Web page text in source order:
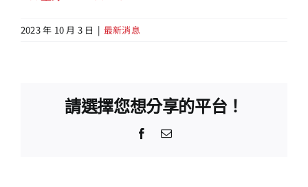
2023 年 10 月 3 日 | 最新消息
請選擇您想分享的平台！
Facebook
Email: